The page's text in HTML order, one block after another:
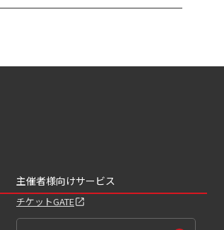
主催者様向けサービス
チケットGATE